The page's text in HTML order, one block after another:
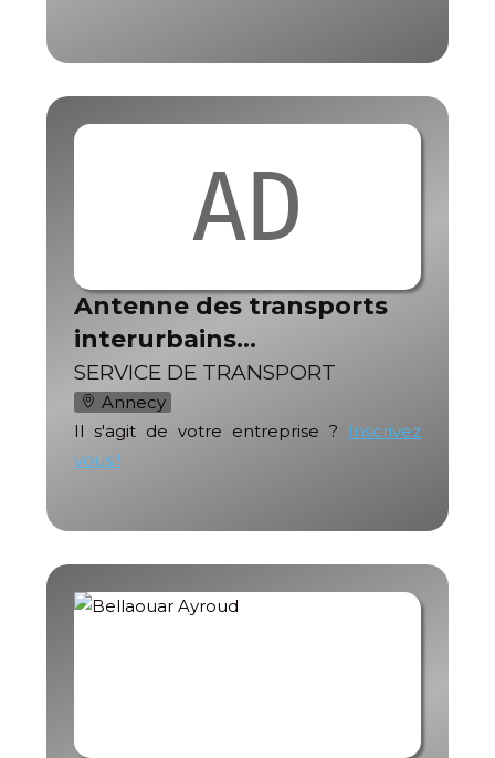
AD
Antenne des transports
interurbains…
SERVICE DE TRANSPORT
Annecy
Il s'agit de votre entreprise ?
Inscrivez
vous !